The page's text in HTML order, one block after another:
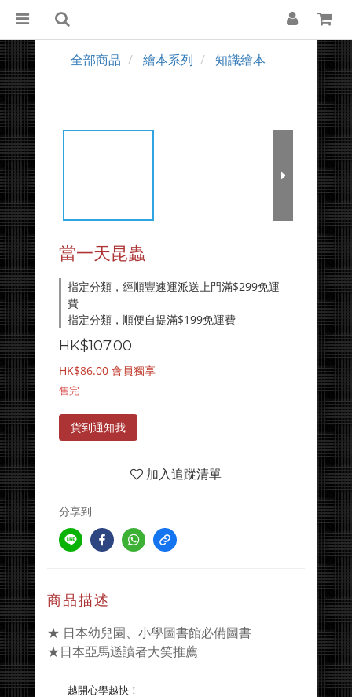
全部商品 繪本系列 知識繪本
當一天昆蟲
指定分類，經順豐速運派送上門滿$299免運
費
指定分類，順便自提滿$199免運費
HK$107.00
HK$86.00 會員獨享
售完
貨到通知我
加入追蹤清單
分享到
商品描述
★ 日本幼兒園、小學圖書館必備圖書
★日本亞馬遜讀者大笑推薦
越開心學越快！